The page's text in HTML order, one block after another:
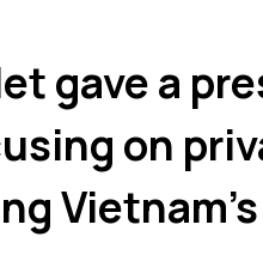
gave a
on